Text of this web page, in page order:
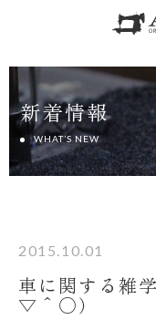
新着情報
WHAT’S NEW
2015.10.01
車に関する雑
▽＾○）